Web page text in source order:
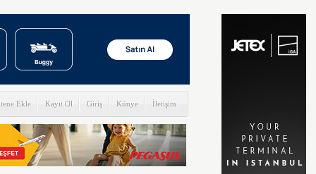
Ekle Kayıt Ol Giriş Künye İletişim